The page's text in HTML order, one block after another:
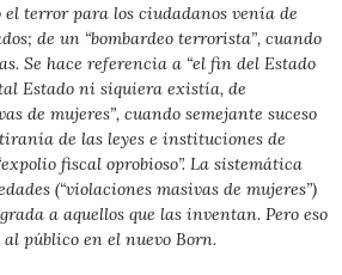
el terror para los ciudadanos venía de
de un “bombardeo terrorista”, cuando
Se hace referencia a “el fin del Estado
Estado ni siquiera existía, de
de mujeres”, cuando semejante suceso
de las leyes e instituciones de
fiscal oprobioso”. La sistemática
(“violaciones masivas de mujeres”)
a aquellos que las inventan. Pero eso
al público en el nuevo Born.